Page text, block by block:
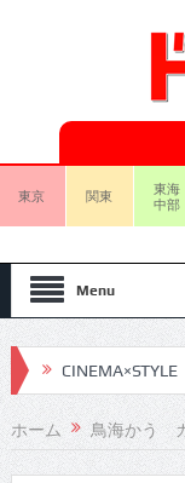
東京 関東
東海
中部
Menu
ホーム 鳥海かう